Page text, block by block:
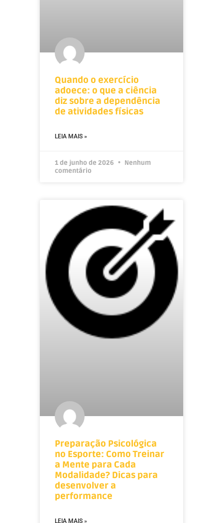
Quando o exercício
adoece: o que a ciência
diz sobre a dependência
de atividades físicas
LEIA MAIS »
1 de junho de 2026
Nenhum
comentário
Preparação Psicológica
no Esporte: Como Treinar
a Mente para Cada
Modalidade? Dicas para
desenvolver a
performance
LEIA MAIS »